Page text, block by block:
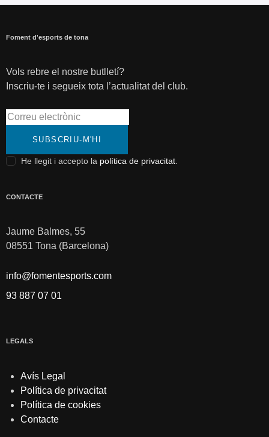
Foment d'esports de tona
Vols rebre el nostre butlletí?
Inscriu-te i segueix tota l’actualitat del club.
SUBSCRIU-M'HI
He llegit i accepto la política de privacitat
CONTACTE
Jaume Balmes, 55
08551 Tona (Barcelona)
info@fomentesports.com
93 887 07 01
LEGALS
Avís Legal
Política de privacitat
Política de cookies
Contacte